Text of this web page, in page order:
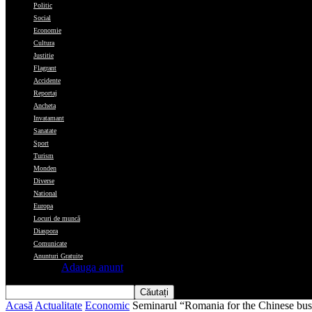
Politic
Social
Economie
Cultura
Justitie
Flagrant
Accidente
Reportaj
Ancheta
Invatamant
Sanatate
Sport
Turism
Monden
Diverse
National
Europa
Locuri de muncă
Diaspora
Comunicate
Anunturi Gratuite
Adauga anunt
Acasă Actualitate Economic Seminarul “Romania for the Chinese